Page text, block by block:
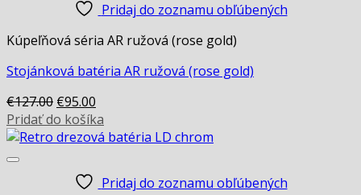
Pridaj do zoznamu obľúbených
Kúpeľňová séria AR ružová (rose gold)
Stojánková batéria AR ružová (rose gold)
€127.00 Original
price
was:
€95.00
price
is:
Pridať do košíka
Pridaj do zoznamu obľúbených